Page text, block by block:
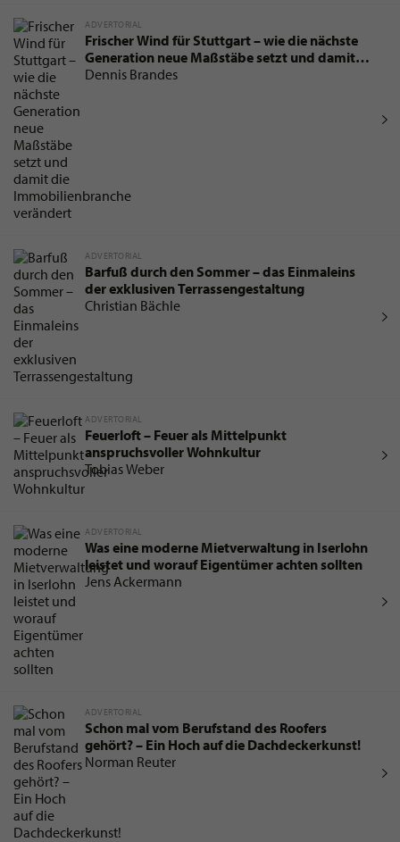
ADVERTORIAL
Frischer Wind für Stuttgart – wie die nächste
Generation neue Maßstäbe setzt und damit
die Immobilienbranche verändert
Dennis Brandes
ADVERTORIAL
Barfuß durch den Sommer – das Einmaleins
der exklusiven Terrassengestaltung
Christian Bächle
ADVERTORIAL
Feuerloft – Feuer als Mittelpunkt
anspruchsvoller Wohnkultur
Tobias Weber
ADVERTORIAL
Was eine moderne Mietverwaltung in Iserlohn
leistet und worauf Eigentümer achten sollten
Jens Ackermann
ADVERTORIAL
Schon mal vom Berufstand des Roofers
gehört? – Ein Hoch auf die Dachdeckerkunst!
Norman Reuter